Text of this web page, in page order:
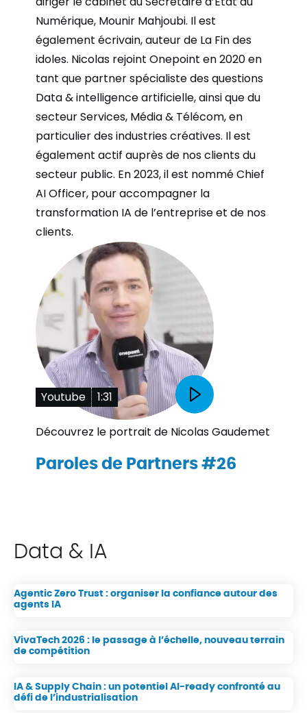
Numérique, Mounir Mahjoubi. Il est
également écrivain, auteur de La Fin des
idoles. Nicolas rejoint Onepoint en 2020 en
tant que partner spécialiste des questions
Data & intelligence artificielle, ainsi que du
secteur Services, Média & Télécom, en
particulier des industries créatives. Il est
également actif auprès de nos clients du
secteur public. En 2023, il est nommé Chief
AI Officer, pour accompagner la
transformation IA de l’entreprise et de nos
clients.
Paroles de Partners #26
Découvrez le portrait de Nicolas Gaudemet
Youtube 1:31
Data & IA
Agentic Zero Trust : organiser la confiance autour des
agents IA
VivaTech 2026 : le passage à l’échelle, nouveau terrain
de compétition
IA & Supply Chain : un potentiel AI‑ready confronté au
défi de l’industrialisation